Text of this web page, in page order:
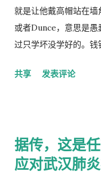
就是让他戴高帽站在
或者Dunce，意思是
过只学坏没学好的。钱
不是老师往学生头上戴
共享 发表评论
据传，这是
应对武汉肺